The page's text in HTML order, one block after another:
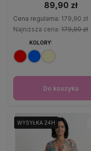
89,90 zł
Cena regularna: 179,90 zł
Najniższa cena: 179,90 zł
KOLORY:
Do koszyka
WYSYŁKA 24H
WYSYŁKA 24H
WYSYŁKA 24H